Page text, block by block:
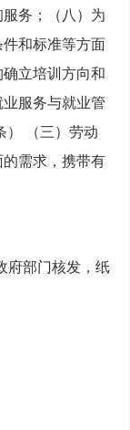
务；（八）为
和标准等方面
立培训方向和
服务与就业管
（三）劳动
需求，携带有
府部门核发，纸